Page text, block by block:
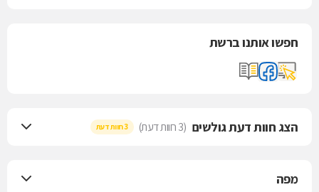
חפשו אותנו ברשת
הצג חוות דעת גולשים (3 חוות דעת) 3 חוות דעת
מפה